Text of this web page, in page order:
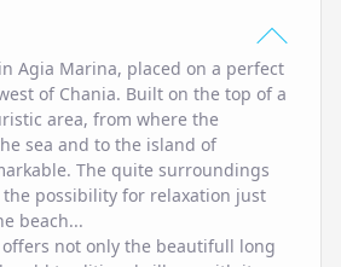
Agia Marina, placed on a perfect
of Chania. Built on the top of a
area, from where the
sea and to the island of
The quite surroundings
the possibility for relaxation just
beach...
not only the beautifull long